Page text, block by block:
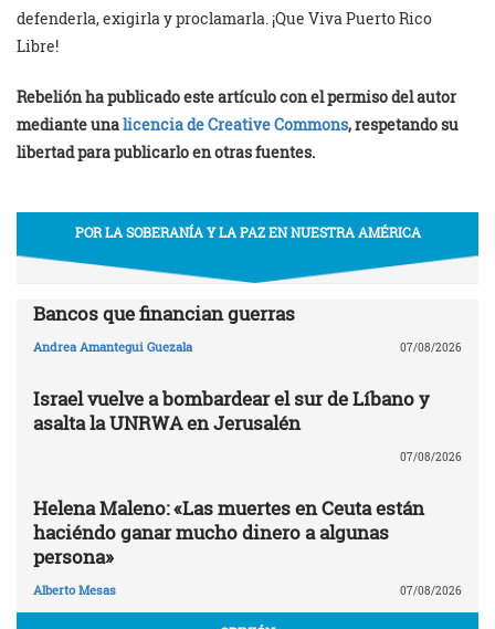
defenderla, exigirla y proclamarla. ¡Que Viva Puerto Rico
Libre!
Rebelión ha publicado este artículo con el permiso del autor
mediante unalicencia de Creative Commons, respetando su
libertad para publicarlo en otras fuentes.
POR LA SOBERANÍA Y LA PAZ EN NUESTRA AMÉRICA
Bancos que financian guerras
Andrea Amantegui Guezala 07/08/2026
Israel vuelve a bombardear el sur de Líbano y
asalta la UNRWA en Jerusalén
07/08/2026
Helena Maleno: «Las muertes en Ceuta están
haciéndo ganar mucho dinero a algunas
persona»
Alberto Mesas 07/08/2026